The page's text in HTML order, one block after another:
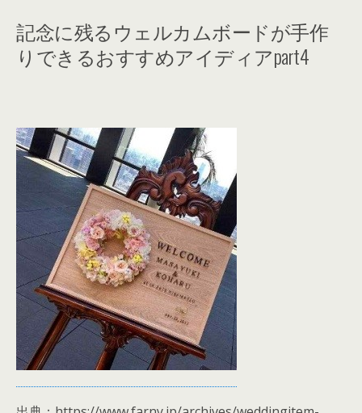
記念に残るウェルカムボードが手作
りできるおすすめアイディアpart4